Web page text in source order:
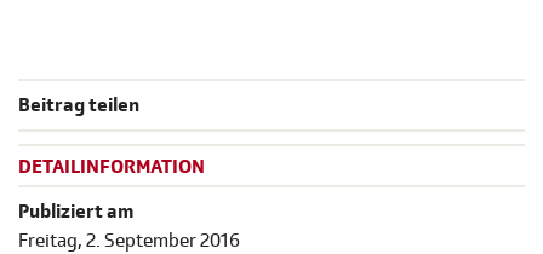
Beitrag teilen
DETAILINFORMATION
Publiziert am
Freitag, 2. September 2016